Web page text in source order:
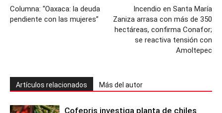
Columna: “Oaxaca: la deuda
pendiente con las mujeres”
Incendio en Santa María
Zaniza arrasa con más de 350
hectáreas, confirma Conafor;
se reactiva tensión con
Amoltepec
Artículos relacionados Más del autor
Cofepris investiga planta de chiles